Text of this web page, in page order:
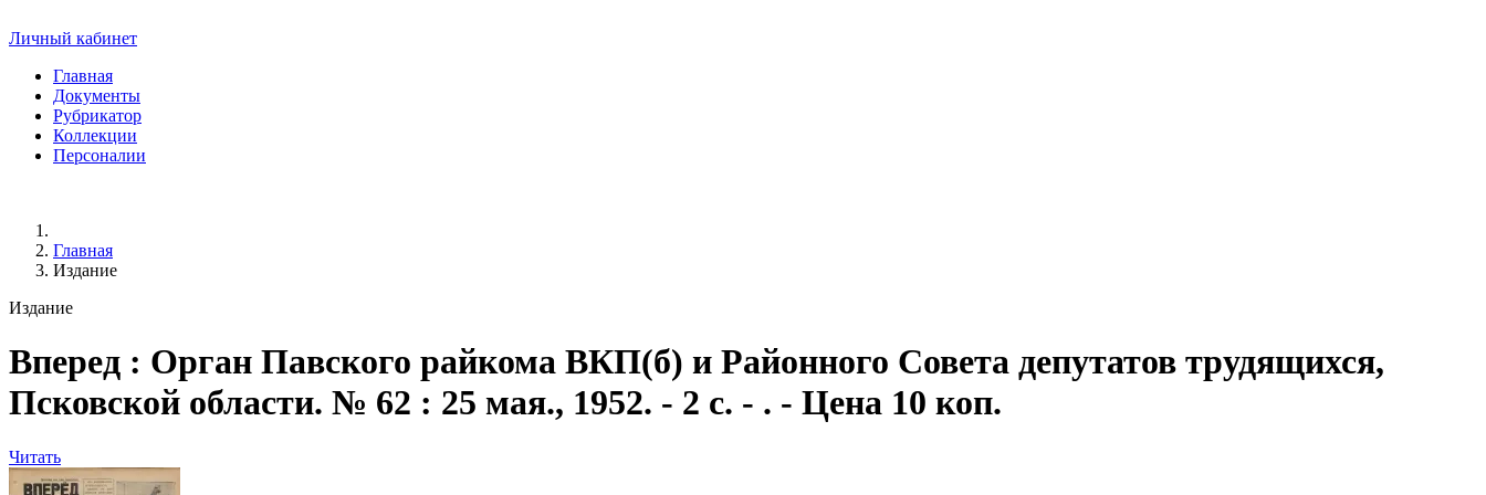
Личный кабинет
Главная
Документы
Рубрикатор
Коллекции
Персоналии
Главная
Издание
Издание
Вперед : Орган Павского райкома ВКП(б) и Районного Совета депутатов трудящихся,
Псковской области. № 62 : 25 мая., 1952. - 2 с. - . - Цена 10 коп.
Читать